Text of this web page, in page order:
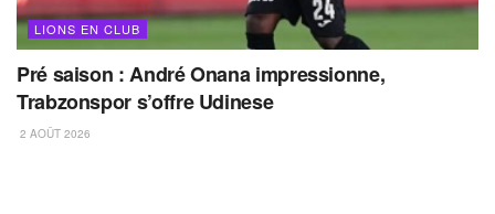
LIONS EN CLUB
Pré saison : André Onana impressionne,
Trabzonspor s’offre Udinese
2 AOÛT 2026